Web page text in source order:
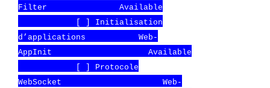
Filter Available
[ ] Initialisation
d’applications Web-
AppInit Available
[ ] Protocole
WebSocket Web-